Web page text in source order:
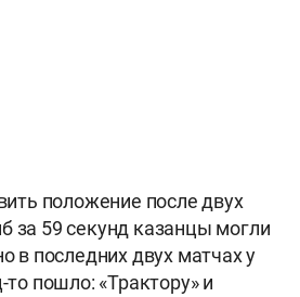
положение после двух
за 59 секунд казанцы могли
в последних двух матчах у
пошло: «Трактору» и